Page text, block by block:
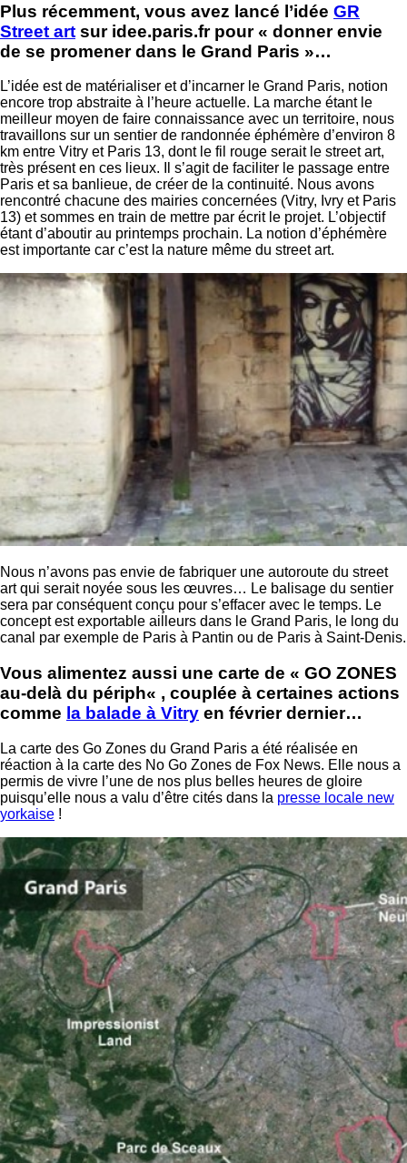
Plus récemment, vous avez lancé l’idée GR
Street art sur idee.paris.fr pour « donner envie
de se promener dans le Grand Paris »…
L’idée est de matérialiser et d’incarner le Grand Paris, notion
encore trop abstraite à l’heure actuelle. La marche étant le
meilleur moyen de faire connaissance avec un territoire, nous
travaillons sur un sentier de randonnée éphémère d’environ 8
km entre Vitry et Paris 13, dont le fil rouge serait le street art,
très présent en ces lieux. Il s’agit de faciliter le passage entre
Paris et sa banlieue, de créer de la continuité. Nous avons
rencontré chacune des mairies concernées (Vitry, Ivry et Paris
13) et sommes en train de mettre par écrit le projet. L’objectif
étant d’aboutir au printemps prochain. La notion d’éphémère
est importante car c’est la nature même du street art.
Nous n’avons pas envie de fabriquer une autoroute du street
art qui serait noyée sous les œuvres… Le balisage du sentier
sera par conséquent conçu pour s’effacer avec le temps. Le
concept est exportable ailleurs dans le Grand Paris, le long du
canal par exemple de Paris à Pantin ou de Paris à Saint-Denis.
Vous alimentez aussi une carte de « GO ZONES
au-delà du périph« , couplée à certaines actions
comme la balade à Vitry en février dernier…
La carte des Go Zones du Grand Paris a été réalisée en
réaction à la carte des No Go Zones de Fox News. Elle nous a
permis de vivre l’une de nos plus belles heures de gloire
puisqu’elle nous a valu d’être cités dans la presse locale new
yorkaise !